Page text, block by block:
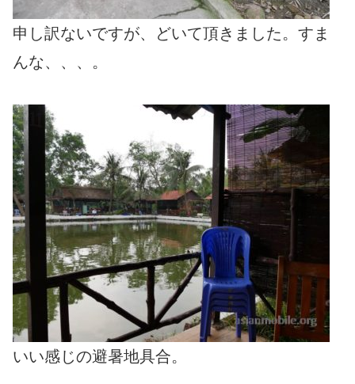
申し訳ないですが、どいて頂きました。すま
んな、、、。
いい感じの避暑地具合。